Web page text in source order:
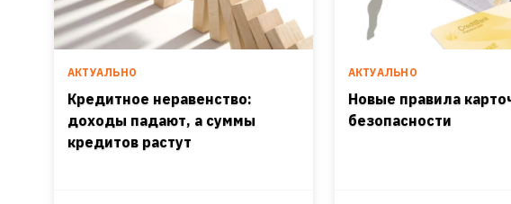
АКТУАЛЬНО
Кредитное неравенство:
доходы падают, а суммы
кредитов растут
АКТУАЛЬНО
Новые правила
безопасности